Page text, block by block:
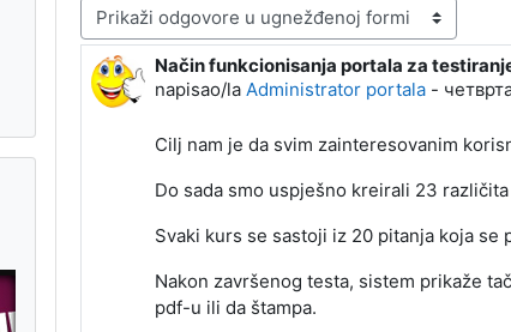
Način prikazivanja
Način funkcionisanja portala za
napisao/la Administrator portala-
Broj odgovora: 0
Cilj nam je da svim zainteresovanim
Do sada smo uspješno kreirali 23
Svaki kurs se sastoji iz 20 pitanja koja se
Nakon završenog testa, sistem prikaže
pdf-u ili da štampa.